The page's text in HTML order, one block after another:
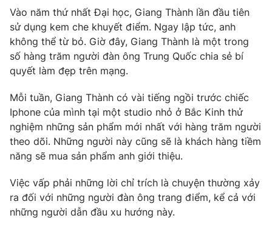
Phim VTV
Hậu trường
Nhân vật
Khán giả
Giải sao mai
Giải trí
Điện ảnh
Âm nhạc
Sao
Đời sống
Du lịch
Làm đẹp
Chất lượng cuộc sống
Tuyển sinh
Học trực tuyến
Công nghệ
Hitech Công nghệ tương lai
Thị trường
Tư vấn
Giao lưu trực tuyến
Lịch phát sóng
Vào năm thứ nhất Đại học, Giang Thành lần đầu tiên
sử dụng kem che khuyết điểm. Ngay lập tức, anh
không thể từ bỏ. Giờ đây, Giang Thành là một trong
số hàng trăm người đàn ông Trung Quốc chia sẻ bí
quyết làm đẹp trên mạng.
Mỗi tuần, Giang Thành có vài tiếng ngồi trước chiếc
Iphone của mình tại một studio nhỏ ở Bắc Kinh thử
nghiệm những sản phẩm mới nhất với hàng trăm người
theo dõi. Những người này cũng sẽ là khách hàng tiềm
năng sẽ mua sản phẩm anh giới thiệu.
Việc vấp phải những lời chỉ trích là chuyện thường xảy
ra đối với những người đàn ông trang điểm, kể cả với
những người dẫn đầu xu hướng này.